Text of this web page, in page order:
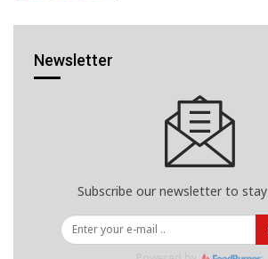
Newsletter
Subscribe our newsletter to